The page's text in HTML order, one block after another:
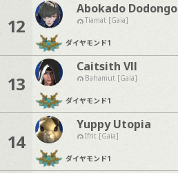
12
Abokado Dodongo
Tiamat [Gaia]
ダイヤモンド1
13
Caitsith Vll
Bahamut [Gaia]
ダイヤモンド1
14
Yuppy Utopia
Ifrit [Gaia]
ダイヤモンド1